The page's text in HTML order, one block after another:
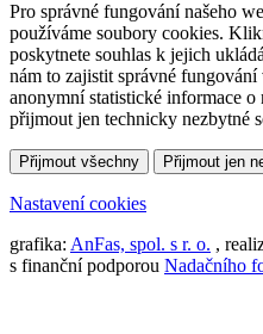
Pro správné fungování našeho
používáme soubory cookies.
poskytnete souhlas k jejich
nám to zajistit správné fungování
anonymní statistické informace o
přijmout jen technicky nezbytné
Přijmout všechny Přijmout jen
Nastavení cookies
grafika: AnFas, spol. s r. o. ,
s finanční podporou Nadačního